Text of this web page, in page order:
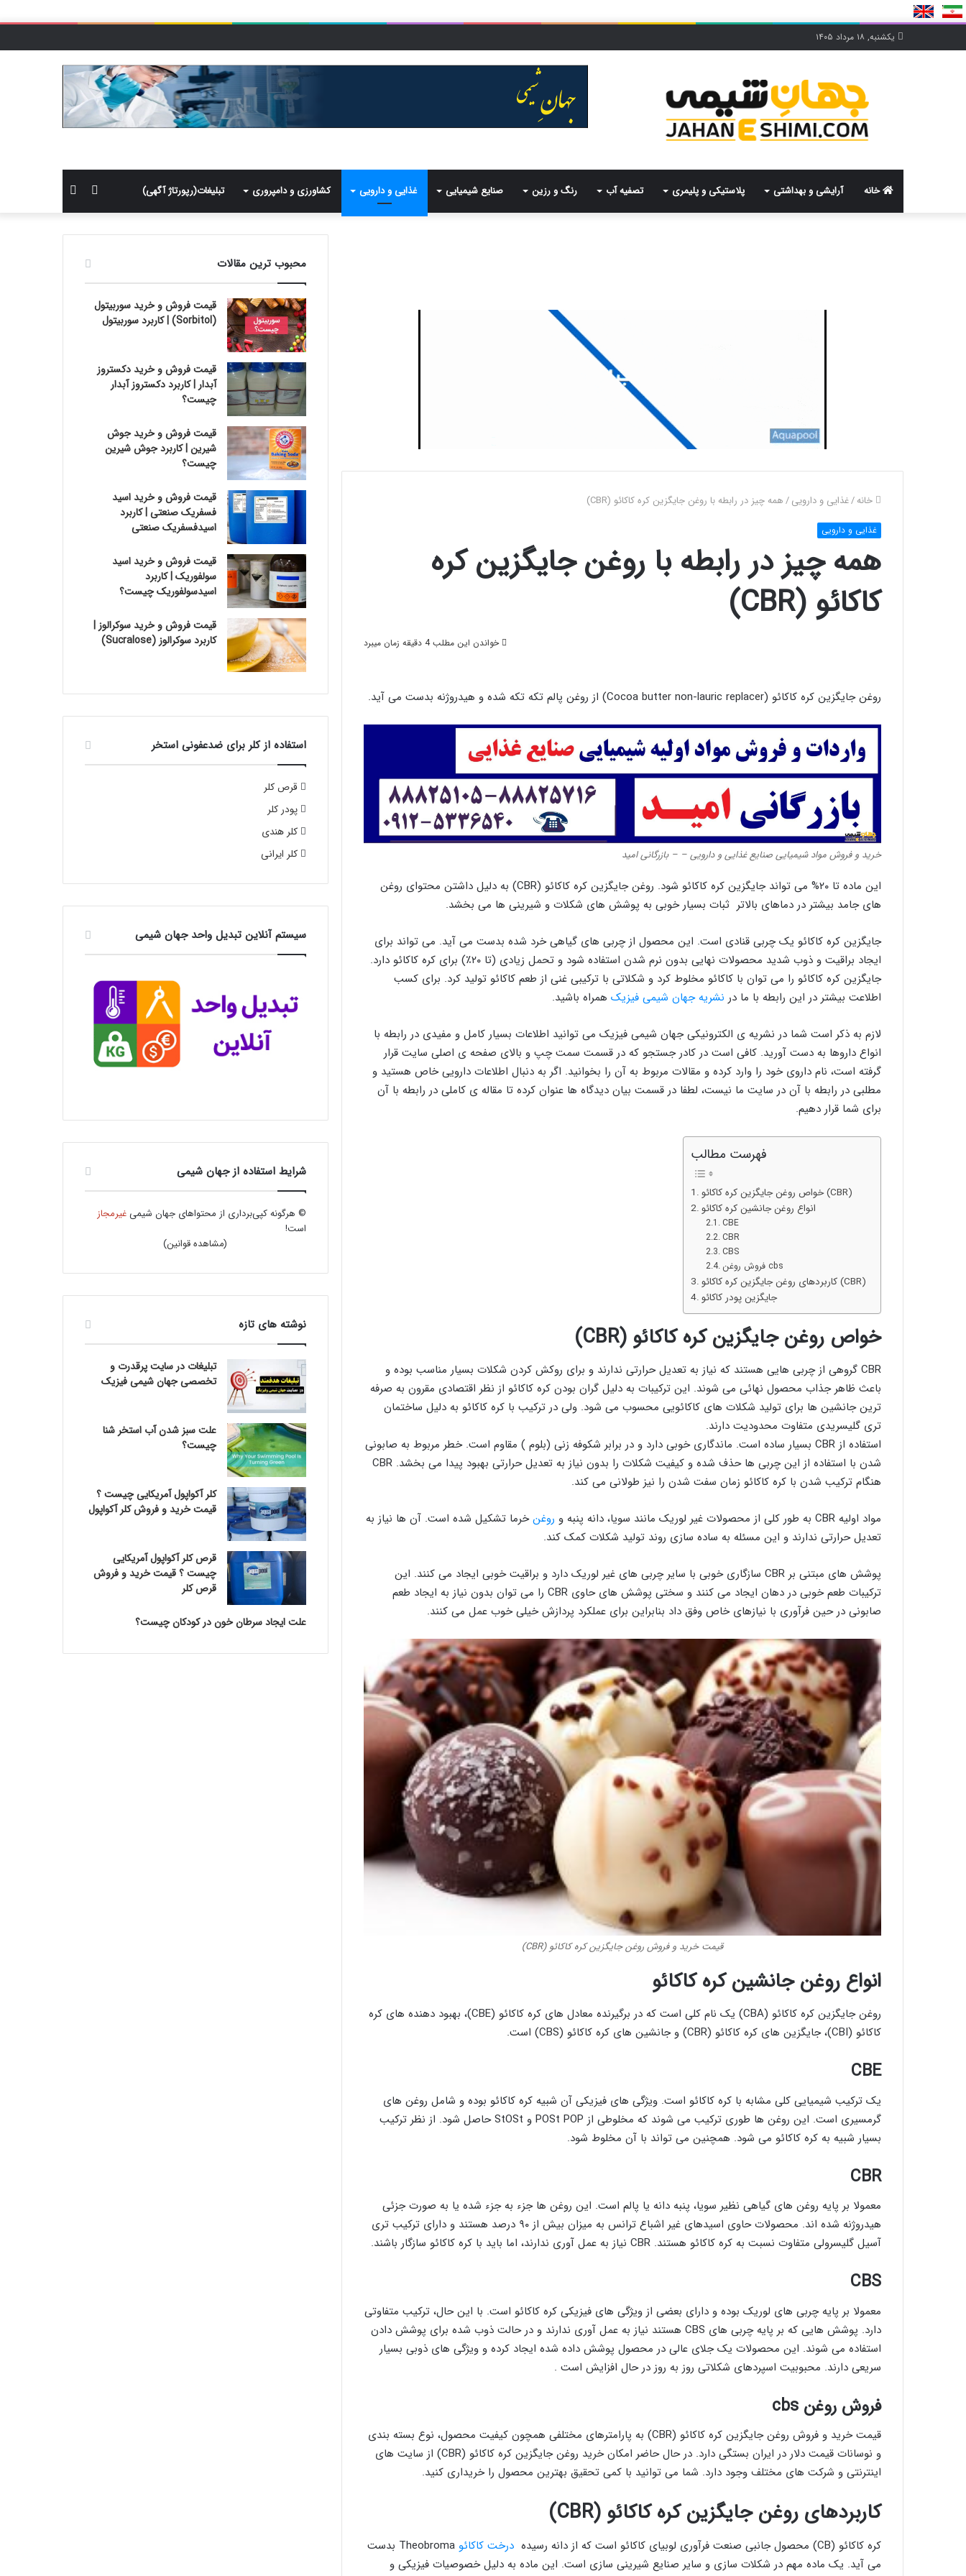
یکشنبه, ۱۸ مرداد ۱۴۰۵
خانه آرایشی و بهداشتی پلاستیکی و پلیمری تصفیه آب رنگ و رزین صنایع شیمیایی غذایی و دارویی کشاورزی و دامپروری تبلیغات(رپورتاژ آگهی)
برای
سایدبار
خانه/غذایی و دارویی/همه چیز در رابطه با روغن جایگزین کره کاکائو (CBR)
غذایی و دارویی
همه چیز در رابطه با روغن جایگزین کره
کاکائو (CBR)
خواندن این مطلب 4 دقیقه زمان میبرد
روغن جایگزین کره کاکائو (Cocoa butter non-lauric replacer) از روغن پالم تکه تکه شده و هیدروژنه بدست می آید.
خرید و فروش مواد شیمیایی صنایع غذایی و دارویی – – بازرگانی امید
این ماده تا ۲۰% می تواند جایگزین کره کاکائو شود. روغن جایگزین کره کاکائو (CBR) به دلیل داشتن محتوای روغن
های جامد بیشتر در دماهای بالاتر ثبات بسیار خوبی به پوشش های شکلات و شیرینی ها می بخشد.
جایگزین کره کاکائو یک چربی قنادی است. این محصول از چربی های گیاهی خرد شده بدست می آید. می تواند برای
ایجاد براقیت و ذوب شدید محصولات نهایی بدون نرم شدن استفاده شود و تحمل زیادی (تا ۲۰٪) برای کره کاکائو دارد.
جایگزین کره کاکائو را می توان با کاکائو مخلوط کرد و شکلاتی با ترکیبی غنی از طعم کاکائو تولید کرد. برای کسب
اطلاعت بیشتر در این رابطه با ما در نشریه جهان شیمی فیزیک همراه باشید.
لازم به ذکر است شما در نشریه ی الکترونیکی جهان شیمی فیزیک می توانید اطلاعات بسیار کامل و مفیدی در رابطه با
انواع داروها به دست آورید. کافی است در کادر جستجو که در قسمت سمت چپ و بالای صفحه ی اصلی سایت قرار
گرفته است، نام داروی خود را وارد کرده و مقالات مربوط به آن را بخوانید. اگر به دنبال اطلاعات دارویی خاص هستید و
مطلبی در رابطه با آن در سایت ما نیست، لطفا در قسمت بیان دیدگاه ها عنوان کرده تا مقاله ی کاملی در رابطه با آن
برای شما قرار دهیم.
فهرست مطالب
خواص روغن جایگزین کره کاکائو (CBR)
انواع روغن جانشین کره کاکائو
CBE
CBR
CBS
فروش روغن cbs
کاربردهای روغن جایگزین کره کاکائو (CBR)
جایگزین پودر کاکائو
خواص روغن جایگزین کره کاکائو (CBR)
CBR گروهی از ﭼﺮﺑﯽ ﻫﺎﯾﯽ ﻫﺴﺘﻨﺪ ﮐﻪ ﻧﯿﺎز ﺑﻪ ﺗﻌﺪﯾﻞ ﺣﺮارﺗﯽ ﻧﺪارﻧﺪ و برای روکش کردن ﺷﮑﻼت ﺑﺴﯿﺎر ﻣﻨﺎﺳﺐ ﺑﻮده و
ﺑﺎﻋﺚ ﻇﺎﻫﺮ ﺟﺬاب ﻣﺤﺼﻮل ﻧﻬﺎﺋﯽ ﻣﯽ ﺷﻮﻧﺪ. این ترکیبات به دلیل گران بودن کره کاکائو از ﻧﻈﺮ اﻗﺘﺼﺎدی ﻣﻘﺮون ﺑﻪ ﺻﺮﻓﻪ
ﺗﺮﯾﻦ ﺟﺎﻧﺸﯿﻦ ها برای تولید شکلات های کاکائویی ﻣﺤﺴﻮب ﻣﯽ ﺷﻮد. وﻟﯽ در ترکیب با ﮐﺮه ﮐﺎﮐﺎﺋﻮ به دلیل ﺳﺎﺧﺘﻤﺎن
ﺗﺮی ﮔﻠﯿﺴﺮﯾﺪی ﻣﺘﻔﺎوت ﻣﺤﺪودﯾﺖ دارﻧﺪ.
استفاده از CBR بسیار ساده است. ماندگاری خوبی دارد و در برابر شکوفه زنی (بلوم ) مقاوم است. ﺧﻄﺮ ﻣﺮﺑﻮط ﺑﻪ ﺻﺎﺑﻮﻧﯽ
ﺷﺪن با استفاده از این چربی ها ﺣﺬف شده و کیفیت ﺷﮑﻼت را بدون نیاز به تعدیل حرارتی ﺑﻬﺒﻮد ﭘﯿﺪا ﻣﯽ بخشد. CBR
هنگام ترکیب ﺷﺪن ﺑﺎ ﮐﺮه ﮐﺎﮐﺎﺋﻮ زﻣﺎن ﺳﻔﺖ ﺷﺪن را نیز ﻃﻮﻻﻧﯽ ﻣﯽ ﮐﻨﺪ.
مواد اولیه CBR به طور کلی از محصولات غیر لوریک مانند سویا، دانه پنبه و روغنخرما تشکیل شده است. آن ها نیاز به
تعدیل حرارتی ندارند و این مسئله به‌ ساده سازی روند تولید شکلات کمک کند.
پوشش های مبتنی بر CBR سازگاری خوبی با سایر چربی های غیر لوریک دارد و براقیت خوبی ایجاد می کنند. این
ترکیبات طعم خوبی در دهان ایجاد می کنند و سختی پوشش های حاوی CBR را می توان بدون نیاز به ایجاد طعم
صابونی در حین فرآوری با نیازهای خاص وفق داد بنابراین برای عملکرد پردازش خیلی خوب عمل می کنند.
قیمت خرید و فروش روغن جایگزین کره کاکائو (CBR)
انواع روغن جانشین کره کاکائو
روغن جایگزین کره کاکائو (CBA) یک نام کلی است که در برگیرنده معادل های کره کاکائو (CBE)، بهبود دهنده های کره
کاکائو (CBI)، جایگزین های کره کاکائو (CBR) و جانشین های کره کاکائو (CBS) است.
CBE
یک ترکیب شیمیایی کلی مشابه با کره کاکائو است. ویژگی های فیزیکی آن شبیه کره کاکائو بوده و شامل روغن های
گرمسیری است. این روغن ها طوری ترکیب می شوند که مخلوطی از POSt POP و StOSt حاصل شود. از نظر ترکیب
بسیار شبیه به کره کاکائو می شود. همچنین می تواند با آن مخلوط شود.
CBR
معمولا بر پایه روغن های گیاهی نظیر سویا، پنبه دانه یا پالم است. این روغن ها جزء به جزء شده یا به صورت جزئی
هیدروژنه شده اند. محصولات حاوی اسیدهای غیر اشباع ترانس به میزان بیش از ۹۰ درصد هستند و دارای ترکیب تری
آسیل گلیسرولی متفاوت نسبت به کره کاکائو هستند. CBR نیاز به عمل آوری ندارند، اما باید با کره کاکائو سازگار باشند.
CBS
معمولا بر پایه چربی های لوریک بوده و دارای بعضی از ویژگی های فیزیکی کره کاکائو است. با این حال، ترکیب متفاوتی
دارد. پوشش هایی که بر پایه چربی های CBS هستند نیاز به عمل آوری ندارند و در حالت ذوب شده برای پوشش دادن
استفاده می شوند. این محصولات یک جلای عالی در محصول پوشش داده شده ایجاد کرده و ویژگی های ذوبی بسیار
سریعی دارند. محبوبیت اسپردهای شکلاتی روز به روز در حال افزایش است .
فروش روغن cbs
قیمت خرید و فروش روغن جایگزین کره کاکائو (CBR) به پارامترهای مختلفی همچون کیفیت محصول، نوع بسته بندی
و نوسانات قیمت دلار در ایران بستگی دارد. در حال حاضر امکان خرید روغن جایگزین کره کاکائو (CBR) از سایت های
اینترنتی و شرکت های مختلف وجود دارد. شما می توانید با کمی تحقیق بهترین محصول را خریداری کنید.
کاربردهای روغن جایگزین کره کاکائو (CBR)
کره کاکائو (CB) محصول جانبی صنعت فرآوری لوبیای کاکائو است که از دانه رسیده درخت کاکائو
Theobroma بدست
می آید. یک ماده مهم در شکلات سازی و سایر صنایع شیرینی سازی است. این ماده به دلیل خصوصیات فیزیکی و
محبوب ترین مقالات
قیمت فروش و خرید سوربیتول
(Sorbitol) | کاربرد سوربیتول
قیمت فروش و خرید دکستروز
آبدار | کاربرد دکستروز آبدار
چیست؟
قیمت فروش و خرید جوش
شیرین | کاربرد جوش شیرین
چیست؟
قیمت فروش و خرید اسید
فسفریک صنعتی | کاربرد
اسیدفسفریک صنعتی
قیمت فروش و خرید اسید
سولفوریک | کاربرد
اسیدسولفوریک چیست؟
قیمت فروش و خرید سوکرالوز |
کاربرد سوکرالوز (Sucralose)
استفاده از کلر برای ضدعفونی استخر
قرص کلر
پودر کلر
کلر هندی
کلر ایرانی
سیستم آنلاین تبدیل واحد جهان شیمی
شرایط استفاده از جهان شیمی
© هرگونه کپی‌برداری از محتواهای جهان شیمیغیرمجاز
است!
(مشاهده قوانین)
نوشته های تازه
تبلیغات در سایت پرقدرت و
تخصصی جهان شیمی فیزیک
علت سبز شدن آب استخر شنا
چیست؟
کلر آکواپول آمریکایی چیست ؟
قیمت خرید و فروش کلر آکواپول
قرص کلر آکواپول آمریکایی
چیست ؟ قیمت خرید و فروش
قرص کلر
علت ایجاد سرطان خون در کودکان چیست؟